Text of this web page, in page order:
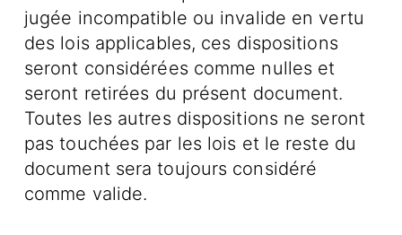
jugée incompatible ou invalide en vertu
des lois applicables, ces dispositions
seront considérées comme nulles et
seront retirées du présent document.
Toutes les autres dispositions ne seront
pas touchées par les lois et le reste du
document sera toujours considéré
comme valide.